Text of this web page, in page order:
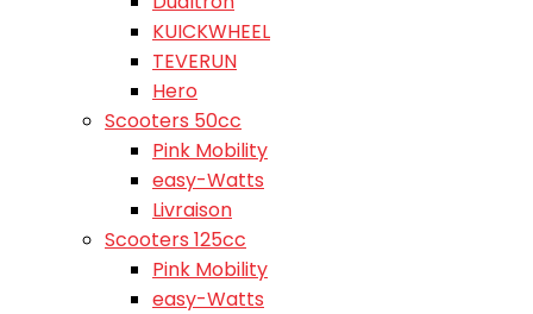
KUICKWHEEL
TEVERUN
Hero
Scooters 50cc
Pink Mobility
easy-Watts
Livraison
Scooters 125cc
Pink Mobility
easy-Watts